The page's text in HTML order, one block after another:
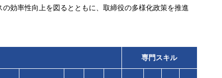
効率性向上を図るとともに、取締役の多様化政策を推進
専門スキル